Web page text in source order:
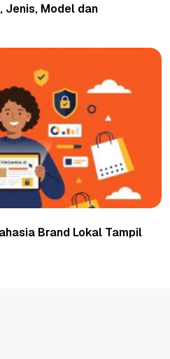
Jenis, Model dan
Brand Lokal Tampil